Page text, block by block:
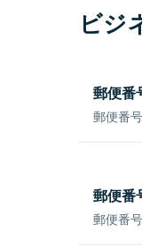
ビジ
郵便番
郵便番
郵便番
郵便番